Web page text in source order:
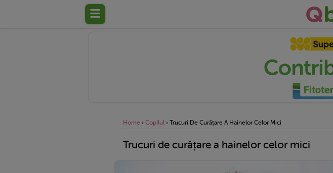
Home › Copilul › Trucuri De Curățare A Hainelor Celor Mici
Trucuri de curățare a hainelor celor mici